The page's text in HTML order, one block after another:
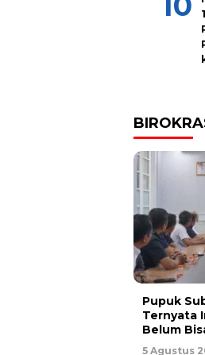
Pupuk
Ternyata
Belum
5 Agustus